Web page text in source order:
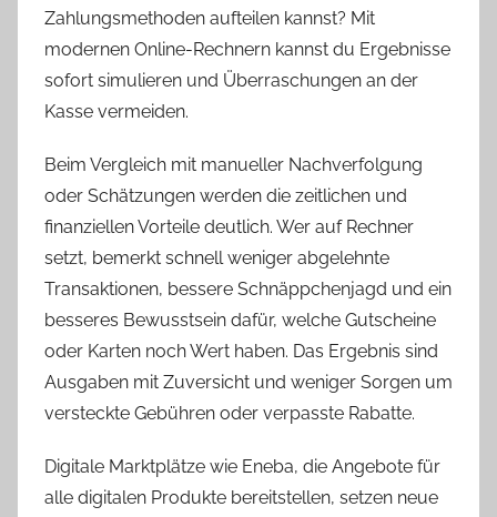
Zahlungsmethoden aufteilen kannst? Mit
modernen Online-Rechnern kannst du Ergebnisse
sofort simulieren und Überraschungen an der
Kasse vermeiden.
Beim Vergleich mit manueller Nachverfolgung
oder Schätzungen werden die zeitlichen und
finanziellen Vorteile deutlich. Wer auf Rechner
setzt, bemerkt schnell weniger abgelehnte
Transaktionen, bessere Schnäppchenjagd und ein
besseres Bewusstsein dafür, welche Gutscheine
oder Karten noch Wert haben. Das Ergebnis sind
Ausgaben mit Zuversicht und weniger Sorgen um
versteckte Gebühren oder verpasste Rabatte.
Digitale Marktplätze wie Eneba, die Angebote für
alle digitalen Produkte bereitstellen, setzen neue